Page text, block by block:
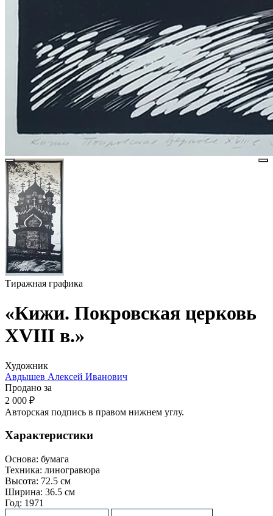
Тиражная графика
«Кижи. Покровская церковь
XVIII в.»
Художник
Авдышев Алексей Иванович
Продано за
2 000 ₽
Авторская подпись в правом нижнем углу.
Характеристики
Основа: бумага
Техника: линогравюра
Высота: 72.5 см
Ширина: 36.5 см
Год: 1971